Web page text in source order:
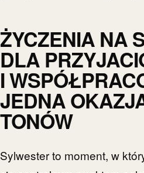
ŻYCZENIA NA
DLA
I
JEDNA
TONÓW
Sylwester to moment, w